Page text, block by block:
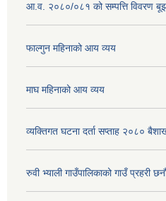
आ.व. २०८०/०८१ को सम्पत्ति विवरण
फाल्गुन महिनाको आय व्यय
माघ महिनाको आय व्यय
व्यक्तिगत घटना दर्ता सप्ताह २०८०
रुवी भ्याली गाउँपालिकाको गाउँ प्रहरी